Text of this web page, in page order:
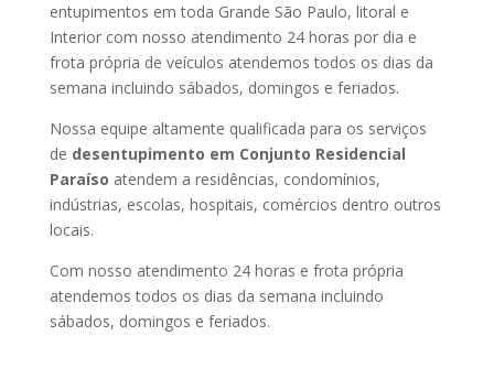
entupimentos em toda Grande São Paulo, litoral e
Interior com nosso atendimento 24 horas por dia e
frota própria de veículos atendemos todos os dias da
semana incluindo sábados, domingos e feriados.
Nossa equipe altamente qualificada para os serviços
de desentupimento em Conjunto Residencial
Paraíso atendem a residências, condomínios,
indústrias, escolas, hospitais, comércios dentro outros
locais.
Com nosso atendimento 24 horas e frota própria
atendemos todos os dias da semana incluindo
sábados, domingos e feriados.